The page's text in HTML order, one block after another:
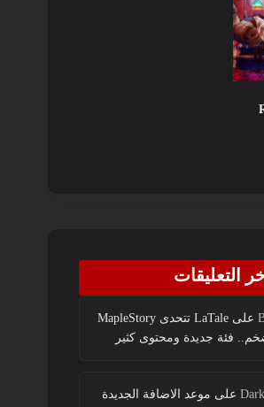
التعليقات
على
LaTale تتحدى MapleStory
فئة جديدة ومحتوى كثير
على موعد الاضافة الجديدة